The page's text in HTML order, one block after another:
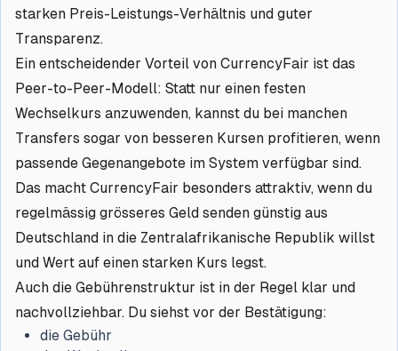
starken Preis-Leistungs-Verhältnis und guter
Transparenz.
Ein entscheidender Vorteil von CurrencyFair ist das
Peer-to-Peer-Modell: Statt nur einen festen
Wechselkurs anzuwenden, kannst du bei manchen
Transfers sogar von besseren Kursen profitieren, wenn
passende Gegenangebote im System verfügbar sind.
Das macht CurrencyFair besonders attraktiv, wenn du
regelmässig grösseres Geld senden günstig aus
Deutschland in die Zentralafrikanische Republik willst
und Wert auf einen starken Kurs legst.
Auch die Gebührenstruktur ist in der Regel klar und
nachvollziehbar. Du siehst vor der Bestätigung:
die Gebühr